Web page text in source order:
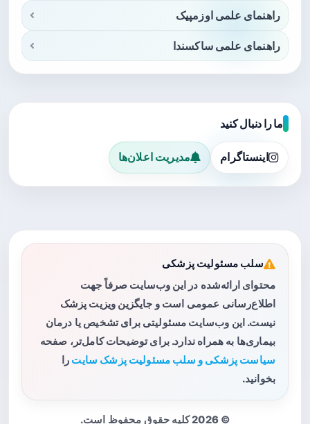
راهنمای علمی اوزمپیک
راهنمای علمی ساکسندا
ما را دنبال کنید
اینستاگرام مدیریت اعلان‌ها
سلب مسئولیت پزشکی
محتوای ارائه‌شده در این وب‌سایت صرفاً جهت
اطلاع‌رسانی عمومی است و جایگزین ویزیت پزشک
نیست. این وب‌سایت مسئولیتی برای تشخیص یا درمان
بیماری‌ها به همراه ندارد. برای توضیحات کامل‌تر، صفحه
سیاست پزشکی و سلب مسئولیت پزشک سایت را
بخوانید.
© 2026 کلیه حقوق محفوظ است.